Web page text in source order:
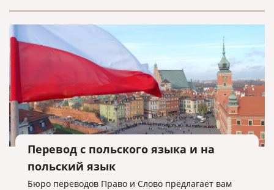
Перевод с польского языка и на
польский язык
Бюро переводов Право и Слово предлагает вам